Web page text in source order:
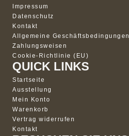
Impressum
Datenschutz
Kontakt
Allgemeine Geschäftsbedingungen
Zahlungsweisen
Cookie-Richtlinie (EU)
QUICK LINKS
Startseite
Ausstellung
Mein Konto
Warenkorb
Vertrag widerrufen
Kontakt